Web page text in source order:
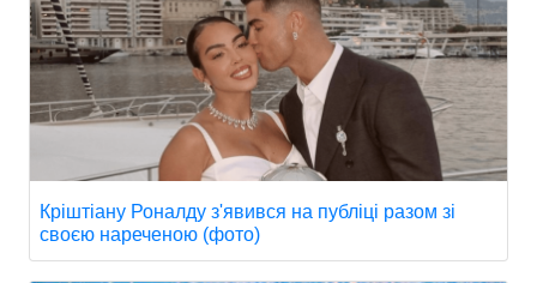
Кріштіану Роналду з'явився на публіці разом зі
своєю нареченою (фото)